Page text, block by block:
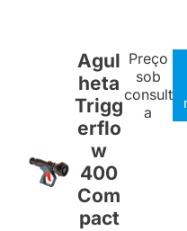
Agul
heta
Trigg
erflo
w
400
Com
pact
Preço
sob
consult
a